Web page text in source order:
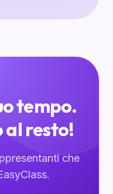
tempo.
al resto!
che